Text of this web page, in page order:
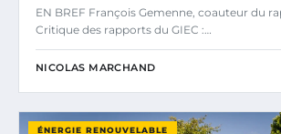
EN BREF François Gemenne, coauteur du
Critique des rapports du GIEC :…
NICOLAS MARCHAND
ÉNERGIE RENOUVELABLE